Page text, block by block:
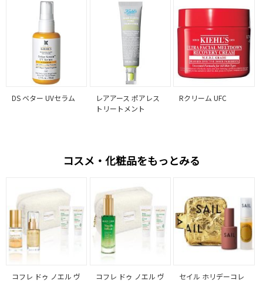
DS ベター UVセラム
レアアース ポアレス
トリートメント
Rクリーム UFC
コスメ・化粧品をもっとみる
コフレ ドゥ ノエル ヴ
コフレ ドゥ ノエル ヴ
セイル ホリデーコレ